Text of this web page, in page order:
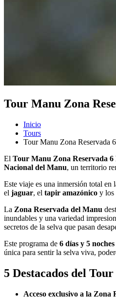
Tour Manu Zona
Inicio
Tours
Tour Manu Zona Reservada
El Tour Manu Zona Reservada 6
Nacional del Manu, un territorio
Este viaje es una inmersión total en
el jaguar, el tapir amazónico y los
La Zona Reservada del Manu
inundables y una variedad
secretos de la selva que pasan
Este programa de 6 días y 5 noches
única para sentir la selva viva,
5 Destacados del
Acceso exclusivo a la Zona